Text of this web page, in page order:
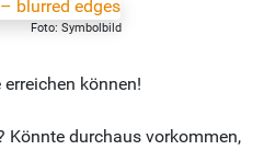
Foto: Symbolbild
können!
Könnte durchaus vorkommen,